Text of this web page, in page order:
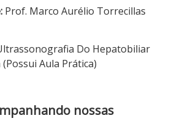
Prof. Marco Aurélio Torrecillas
Do Hepatobiliar
Aula Prática)
nossas